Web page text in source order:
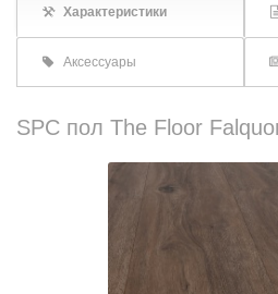
Характеристики
Аксессуары
SPC пол The Floor